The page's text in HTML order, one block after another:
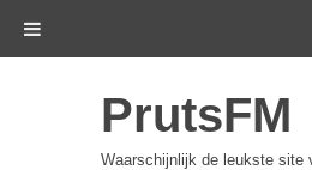
PrutsFM
Waarschijnlijk de leukste site